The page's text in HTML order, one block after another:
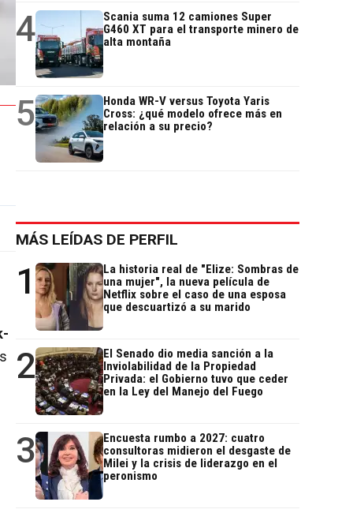
4
Scania suma 12 camiones Super
G460 XT para el transporte minero de
alta montaña
5
Honda WR-V versus Toyota Yaris
Cross: ¿qué modelo ofrece más en
relación a su precio?
MÁS LEÍDAS DE PERFIL
1
La historia real de "Elize: Sombras de
una mujer", la nueva película de
Netflix sobre el caso de una esposa
que descuartizó a su marido
2
El Senado dio media sanción a la
Inviolabilidad de la Propiedad
Privada: el Gobierno tuvo que ceder
en la Ley del Manejo del Fuego
3
Encuesta rumbo a 2027: cuatro
consultoras midieron el desgaste de
Milei y la crisis de liderazgo en el
peronismo